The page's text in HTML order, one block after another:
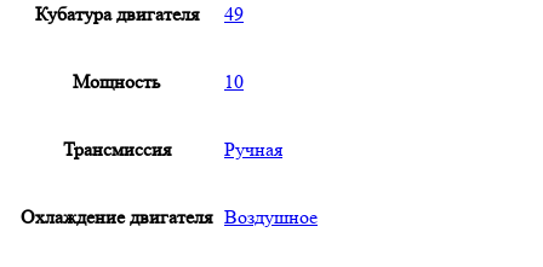
Кубатура двигателя 49
Мощность 10
Трансмиссия Ручная
Охлаждение двигателя Воздушное